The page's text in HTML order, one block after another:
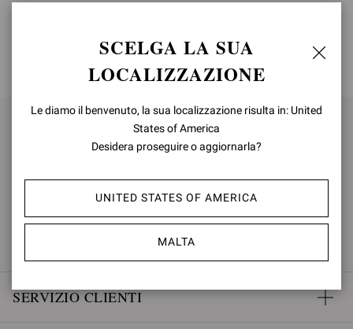
TORNA IN ALTO
ISCRIVITI PER RIMANERE
AGGIORNATO
SERVIZIO CLIENTI
SCELGA LA SUA
LOCALIZZAZIONE
Le diamo il benvenuto, la sua localizzazione risulta in: United
States of America
Desidera proseguire o aggiornarla?
UNITED STATES OF AMERICA
MALTA